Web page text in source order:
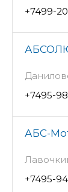
+7499-
+7495-
АБС-
+7495-